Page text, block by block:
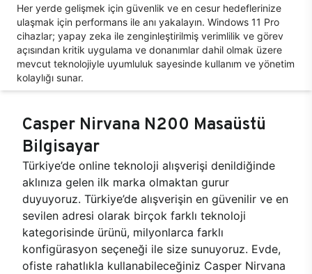
Her yerde gelişmek için güvenlik ve en cesur hedeflerinize
ulaşmak için performans ile anı yakalayın. Windows 11 Pro
cihazlar; yapay zeka ile zenginleştirilmiş verimlilik ve görev
açısından kritik uygulama ve donanımlar dahil olmak üzere
mevcut teknolojiyle uyumluluk sayesinde kullanım ve yönetim
kolaylığı sunar.
Casper Nirvana N200 Masaüstü
Bilgisayar
Türkiye’de online teknoloji alışverişi denildiğinde
aklınıza gelen ilk marka olmaktan gurur
duyuyoruz. Türkiye’de alışverişin en güvenilir ve en
sevilen adresi olarak birçok farklı teknoloji
kategorisinde ürünü, milyonlarca farklı
konfigürasyon seçeneği ile size sunuyoruz. Evde,
ofiste rahatlıkla kullanabileceğiniz Casper Nirvana